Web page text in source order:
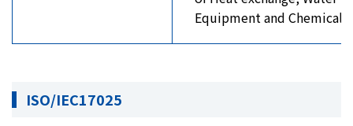
Equipment and Chemical
ISO/IEC17025